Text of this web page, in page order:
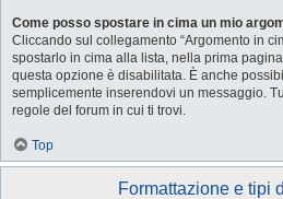
Come posso spostare in cima un mio
Cliccando sul collegamento “Argomento in
spostarlo in cima alla lista, nella prima
questa opzione è disabilitata. È anche
semplicemente inserendovi un messaggio.
regole del forum in cui ti trovi.
Top
Formattazione e tipi